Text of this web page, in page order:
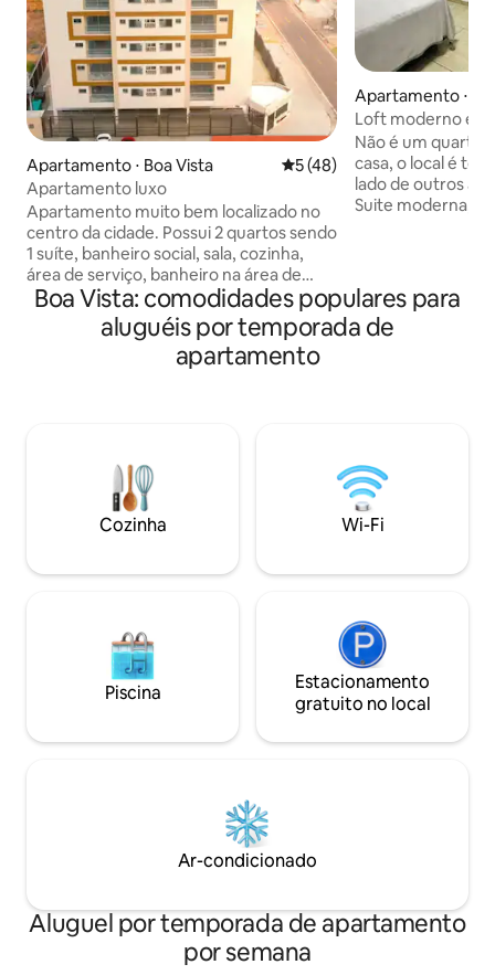
Apartamento ⋅ Boa Vista 5 de uma avaliação média
5 (48)
Apartamento luxo
Apartamento muito bem localizado no
centro da cidade. Possui 2 quartos sendo
1 suíte, banheiro social, sala, cozinha,
área de serviço, banheiro na área de
serviço. Suíte: cama king, roupa de cama
400 fios, toalhas, televisão, central de ar,
móveis. Quarto solteiro: 2 camas de
solteiro, central, móveis. Sala: televisão,
completo de luxo
Apartamento ⋅
Loft moderno e
Não é um quarto
casa, o local é
lado de outros
Suite moderna,
tranquilidade,
monitorado por
prédio e contém
Boa Vista: comodidades populares para
aluguéis por temporada de
apartamento
Cozinha Wi-Fi
Piscina
Estacionamento
gratuito no local
Ar-condicionado
Aluguel por temporada de apartamento
por semana